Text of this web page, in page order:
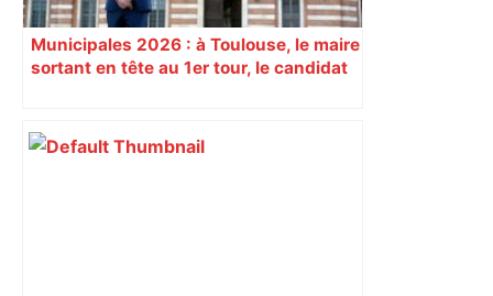
Municipales 2026 : à Toulouse, le maire
sortant en tête au 1er tour, le candidat